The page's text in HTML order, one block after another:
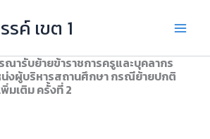
ค์ เขต 1
ณารับย้ายข้าราชการครูและบุคลากร
น่งผู้บริหารสถานศึกษา กรณีย้ายปกติ
มเติม ครั้งที่ 2